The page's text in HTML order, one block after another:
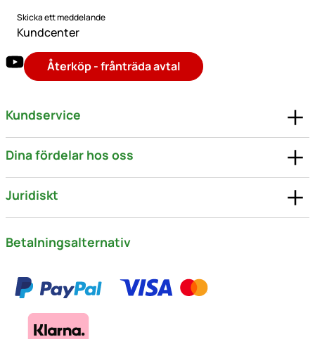
Skicka ett meddelande
Kundcenter
Återköp - frånträda avtal
Kundservice
Dina fördelar hos oss
Juridiskt
Betalningsalternativ